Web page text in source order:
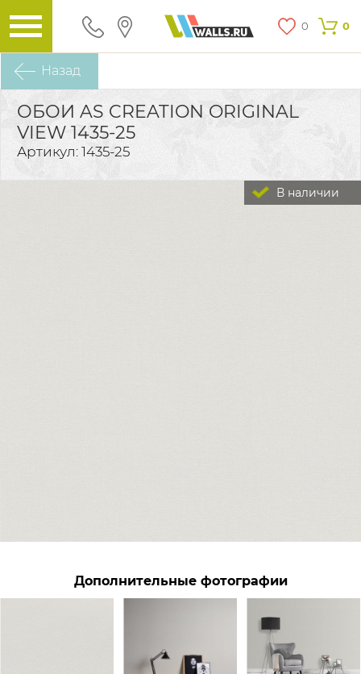
0 0
Назад
ОБОИ AS CREATION ORIGINAL
VIEW 1435-25
Артикул: 1435-25
В наличии
Дополнительные фотографии